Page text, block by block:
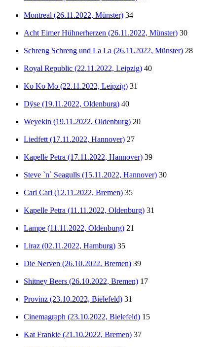
Montreal (26.11.2022, Münster) 34
Acht Eimer Hühnerherzen (26.11.2022, Münster) 30
Schreng Schreng und La La (26.11.2022, Münster) 28
Royal Republic (22.11.2022, Leipzig) 40
Ko Ko Mo (22.11.2022, Leipzig) 31
Dÿse (19.11.2022, Oldenburg) 40
Weyekin (19.11.2022, Oldenburg) 20
Liedfett (17.11.2022, Hannover) 27
Kapelle Petra (17.11.2022, Hannover) 39
Steve `n` Seagulls (15.11.2022, Hannover) 30
Cari Cari (12.11.2022, Bremen) 35
Kapelle Petra (11.11.2022, Oldenburg) 31
Lampe (11.11.2022, Oldenburg) 21
Liraz (02.11.2022, Hamburg) 35
Die Nerven (26.10.2022, Bremen) 39
Shitney Beers (26.10.2022, Bremen) 17
Provinz (23.10.2022, Bielefeld) 31
Cinemagraph (23.10.2022, Bielefeld) 15
Kat Frankie (21.10.2022, Bremen) 37